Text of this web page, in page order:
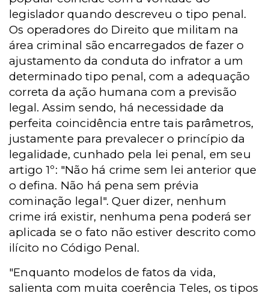
legislador quando descreveu o tipo penal.
Os operadores do Direito que militam na
área criminal são encarregados de fazer o
ajustamento da conduta do infrator a um
determinado tipo penal, com a adequação
correta da ação humana com a previsão
legal. Assim sendo, há necessidade da
perfeita coincidência entre tais parâmetros,
justamente para prevalecer o princípio da
legalidade, cunhado pela lei penal, em seu
artigo 1º: "Não há crime sem lei anterior que
o defina. Não há pena sem prévia
cominação legal". Quer dizer, nenhum
crime irá existir, nenhuma pena poderá ser
aplicada se o fato não estiver descrito como
ilícito no Código Penal.
"Enquanto modelos de fatos da vida,
salienta com muita coerência Teles, os tipos